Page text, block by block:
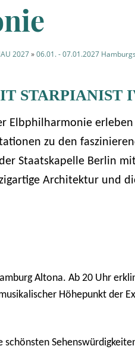
2027»06.01. - 07.01.2027
STARPIANIST
Elbphilharmonie
zu den
Staatskapelle Berlin
Architektur und
Altona. Ab 20 Uhr
Höhepunkt der